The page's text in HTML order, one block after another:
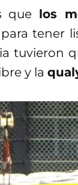
que los
para tener
tuvieron
y la